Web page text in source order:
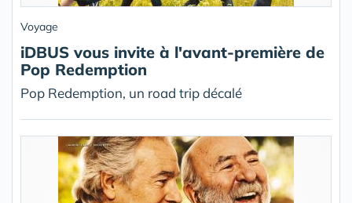
Voyage
iDBUS vous invite à l'avant-première de
Pop Redemption
Pop Redemption, un road trip décalé